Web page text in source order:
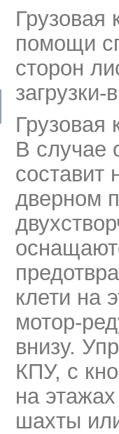
помощи
сторон
Грузовая
В случае
дверном
клети на
мотор-
внизу.
КПУ, с
на
шахты